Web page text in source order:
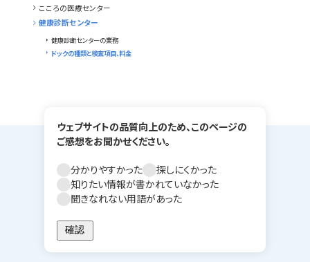
chevron_right こころの医療センター
chevron_right 健康診断センター
arrow_right健康診断センターの業務
arrow_right ドックの種類と検査項目、料金
ウェブサイトの品質向上のため、このページの
ご感想をお聞かせください。
分かりやすかった
探しにくかった
知りたい情報が書かれていなかった
聞きなれない用語があった